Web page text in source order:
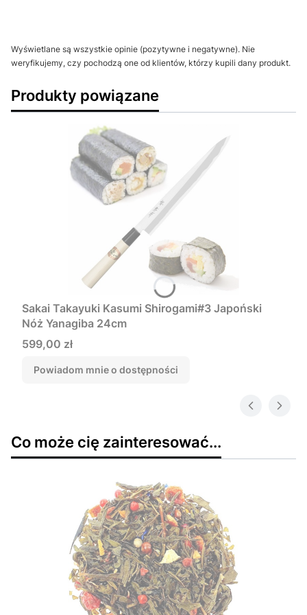
Wyświetlane są wszystkie opinie (pozytywne i negatywne). Nie
weryfikujemy, czy pochodzą one od klientów, którzy kupili dany produkt.
Produkty powiązane
Sakai Takayuki Kasumi Shirogami#3 Japoński
Nóż Yanagiba 24cm
Cena
599,00 zł
Powiadom mnie o dostępności
Co może cię zainteresować...